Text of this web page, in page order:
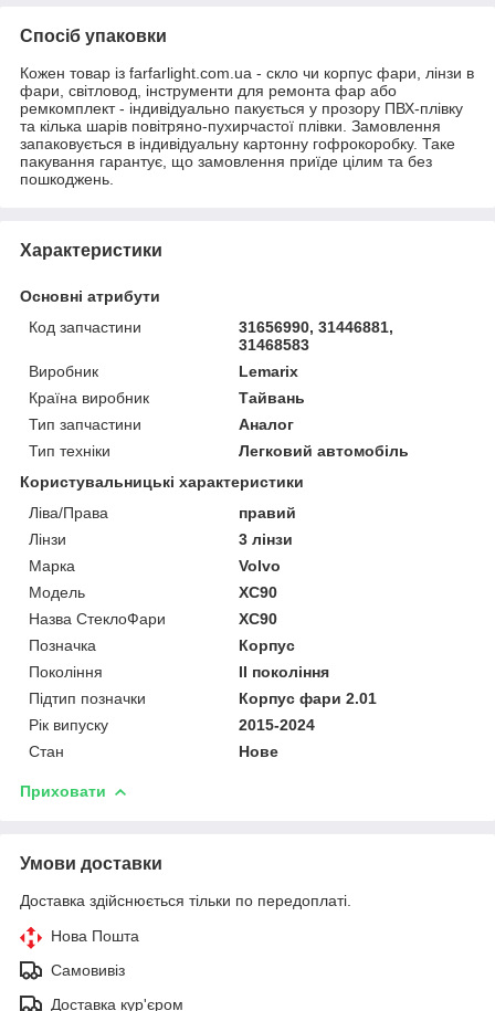
Спосіб упаковки
Кожен товар із farfarlight.com.ua - скло чи корпус фари, лінзи в
фари, світловод, інструменти для ремонта фар або
ремкомплект - індивідуально пакується у прозору ПВХ-плівку
та кілька шарів повітряно-пухирчастої плівки. Замовлення
запаковується в індивідуальну картонну гофрокоробку. Таке
пакування гарантує, що замовлення приїде цілим та без
пошкоджень.
Характеристики
Основні атрибути
Код запчастини
31656990, 31446881,
31468583
Виробник
Lemarix
Країна виробник
Тайвань
Тип запчастини
Аналог
Тип техніки
Легковий автомобіль
Користувальницькі характеристики
Ліва/Права
правий
Лінзи
3 лінзи
Марка
Volvo
Мoдель
XC90
Назва СтеклоФари
XC90
Позначка
Корпус
Покоління
II покоління
Підтип позначки
Корпус фари 2.01
Рік випуску
2015-2024
Стан
Нове
Приховати
Умови доставки
Доставка здійснюється тільки по передоплаті.
Нова Пошта
Самовивіз
Доставка кур'єром